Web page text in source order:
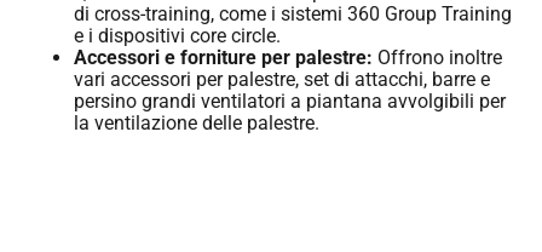
di cross-training, come i sistemi 360 Group Training
e i dispositivi core circle.
Accessori e forniture per palestre: Offrono inoltre
vari accessori per palestre, set di attacchi, barre e
persino grandi ventilatori a piantana avvolgibili per
la ventilazione delle palestre.